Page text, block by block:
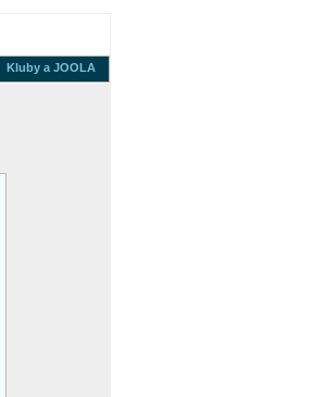
Kluby a JOOLA